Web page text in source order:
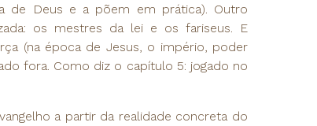
de Deus e a põem em prática). Outro
os mestres da lei e os fariseus. E
(na época de Jesus, o império, poder
fora. Como diz o capítulo 5: jogado no
a partir da realidade concreta do